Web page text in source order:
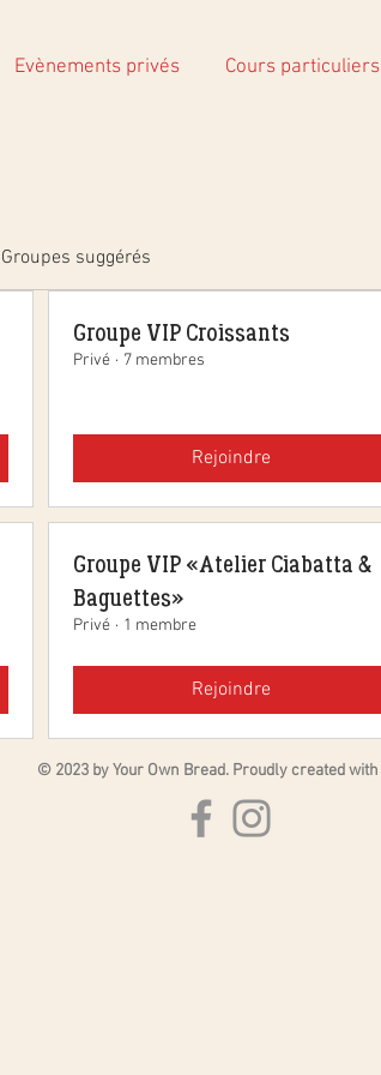
Evènements privés Cours particuliers
Groupes suggérés
Groupe VIP Croissants
Privé · 7 membres
Rejoindre
Groupe VIP « Atelier Ciabatta &
Baguettes »
Privé · 1 membre
Rejoindre
© 2023 by Your Own Bread. Proudly created with